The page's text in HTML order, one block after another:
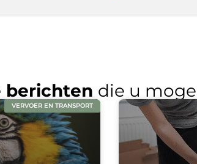
berichten die u
VERVOER EN TRANSPORT